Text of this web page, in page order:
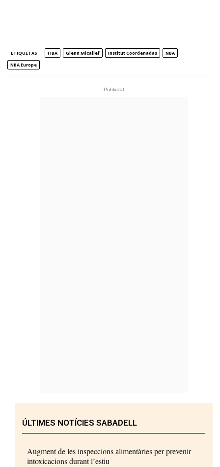
ETIQUETAS FIBA Glenn Micallef Institut Coordenadas
NBA
NBA Europe
- Publicitat -
ÚLTIMES NOTÍCIES SABADELL
Augment de les inspeccions alimentàries per prevenir
intoxicacions durant l’estiu